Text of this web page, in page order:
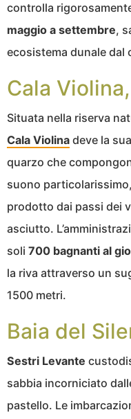
controlla
maggio a settembre,
ecosistema dunale dal
Cala
Situata nella riserva
Cala Violina deve la
quarzo che
suono
prodotto dai passi dei
asciutto.
soli 700 bagnanti al
la riva attraverso un
1500 metri.
Baia del
Sestri Levante
sabbia incorniciato
pastello. Le